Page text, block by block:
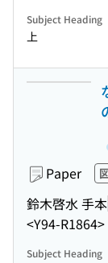
Subject Heading
上
Paper
鈴木啓水 手本
<Y94-R1864>
Subject Heading